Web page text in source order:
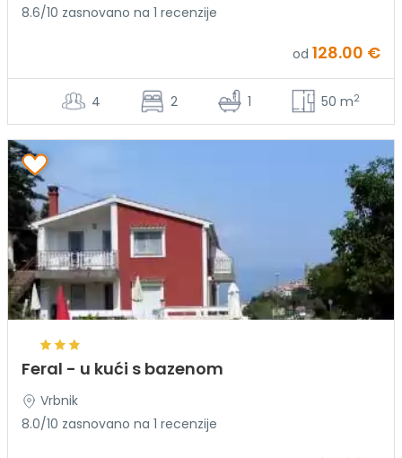
8.6/10 zasnovano na 1 recenzije
od 128.00 €
4 2 1 50 m2
Feral - u kući s bazenom
Vrbnik
8.0/10 zasnovano na 1 recenzije